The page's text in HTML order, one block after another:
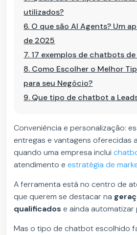
utilizados?
6. O que são AI Agents? Um
de 2025
7. 17 exemplos de chatbots
8. Como Escolher o Melhor
para seu Negócio?
9. Que tipo de chatbot a
Conveniência e personalização:
entregas e vantagens oferecidas
quando uma empresa inclui
atendimento eestratégia de
A ferramenta está no centro de
que querem se destacar na
qualificados e ainda automatizar
Mas o tipo de chatbot escolhido